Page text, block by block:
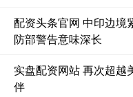
沪深300
配资头条官网 中印边境
防部警告意味深长
实盘配资网站 再次超越
伴